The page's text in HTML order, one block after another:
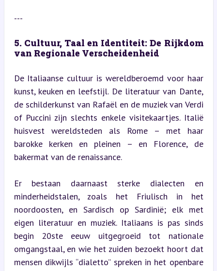
---
5. Cultuur, Taal en Identiteit: De Rijkdom
van Regionale Verscheidenheid
De Italiaanse cultuur is wereldberoemd voor haar
kunst, keuken en leefstijl. De literatuur van Dante,
de schilderkunst van Rafaël en de muziek van Verdi
of Puccini zijn slechts enkele visitekaartjes. Italië
huisvest wereldsteden als Rome – met haar
barokke kerken en pleinen – en Florence, de
bakermat van de renaissance.
Er bestaan daarnaast sterke dialecten en
minderheidstalen, zoals het Friulisch in het
noordoosten, en Sardisch op Sardinië; elk met
eigen literatuur en muziek. Italiaans is pas sinds
begin 20ste eeuw uitgegroeid tot nationale
omgangstaal, en wie het zuiden bezoekt hoort dat
mensen dikwijls “dialetto” spreken in het openbare